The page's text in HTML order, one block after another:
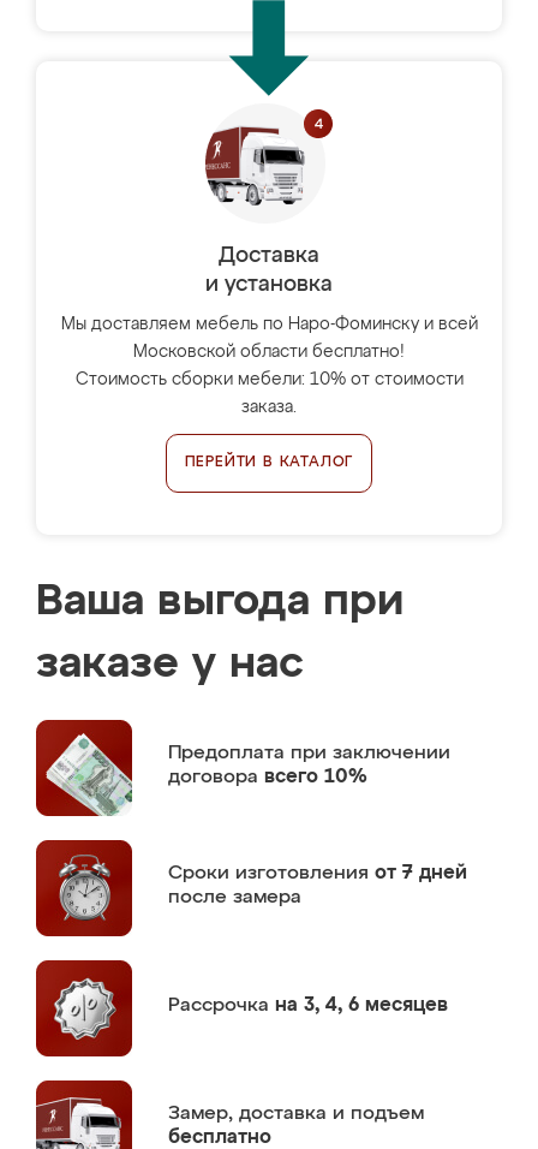
Доставка
и установка
Мы доставляем мебель по Наро-Фоминску и всей
Московской области бесплатно!
Стоимость сборки мебели: 10% от стоимости
заказа.
ПЕРЕЙТИ В КАТАЛОГ
Ваша выгода при
заказе у нас
Предоплата при заключении
договора всего 10%
Сроки изготовления от 7 дней
после замера
Рассрочка на 3, 4, 6 месяцев
Замер, доставка и подъем
бесплатно